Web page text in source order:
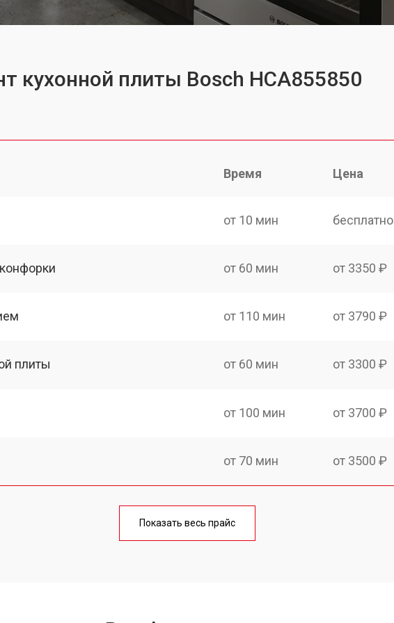
кухонной плиты Bosch HCA855850
Время Цена
от 10 мин бесплатно
от 60 мин от 3350 ₽
от 110 мин от 3790 ₽
плиты от 60 мин от 3300 ₽
от 100 мин от 3700 ₽
от 70 мин от 3500 ₽
от 120 мин
Показать весь прайс